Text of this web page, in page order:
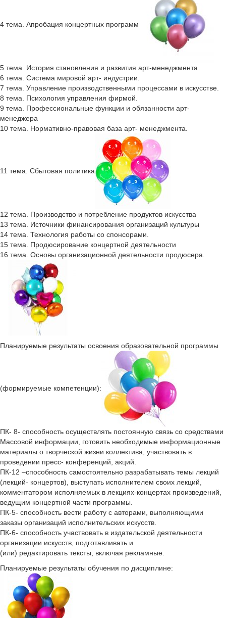
4 тема. Апробация концертных программ
5 тема. История становления и развития арт-менеджмента
6 тема. Система мировой арт- индустрии.
7 тема. Управление производственными процессами в искусстве.
8 тема. Психология управления фирмой.
9 тема. Профессиональные функции и обязанности арт-
менеджера
10 тема. Нормативно-правовая база арт- менеджмента.
11 тема. Сбытовая политика
12 тема. Производство и потребление продуктов искусства
13 тема. Источники финансирования организаций культуры
14 тема. Технология работы со спонсорами.
15 тема. Продюсирование концертной деятельности
16 тема. Основы организационной деятельности продюсера.
Планируемые результаты освоения образовательной программы
(формируемые компетенции):
ПК- 8- спocoбность осуществлять постоянную связь со средствами
Массовой информации, готовить необходимые информационные
материалы о творческой жизни коллектива, участвовать в
проведении пресс- конференций, акций.
ПК-12 –способность самостоятельно разрабатывать темы лекций
(лекций- концертов), выступать исполнителем своих лекций,
комментатором исполняемых в лекциях-концертах произведений,
ведущим концертной части программы.
ПК-5- способность вести работу с авторами, выполняющими
заказы организаций исполнительских искусств.
ПК-6- способность участвовать в издательской деятельности
организации искусств, подготавливать и
(или) редактировать тексты, включая рекламные.
Планируемые результаты обучения по дисциплине: